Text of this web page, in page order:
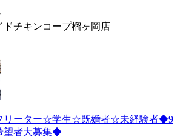
ドチキンコープ榴ヶ岡店
リーター☆学生☆既婚者☆未経験者◆9
望者大募集◆